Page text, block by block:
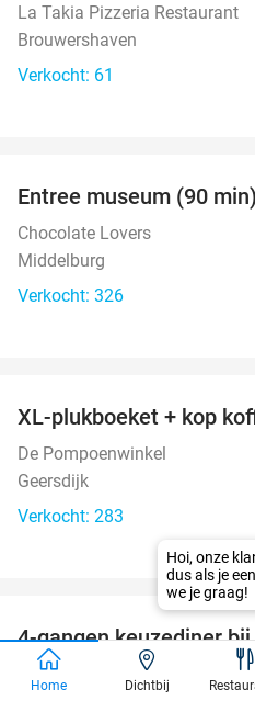
La Takia Pizzeria Restaurant
Brouwershaven
Verkocht: 61
Entree museum (90 min)
Chocolate Lovers
Middelburg
Verkocht: 326
XL-plukboeket + kop
De Pompoenwinkel
Geersdijk
Verkocht: 283
4-gangen keuzediner
Restaurant Zeebinkie
Home Dichtbij